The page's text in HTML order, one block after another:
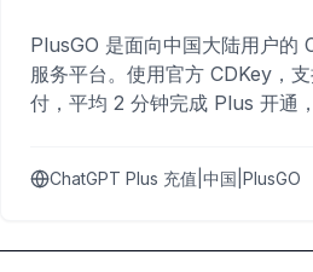
PlusGO 是面向中国大陆用户的
服务平台。使用官方 CDKey，
付，平均 2 分钟完成 Plus 开通
ChatGPT Plus 充值|中国|PlusGO